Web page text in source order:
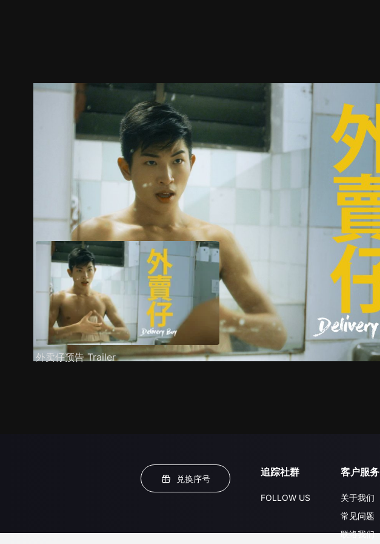
剧照 推荐影片 剧情介绍
外卖仔预告 Trailer
兑换序号
追踪社群
FOLLOW US
客户服务
关于我们
常见问题
联络我们